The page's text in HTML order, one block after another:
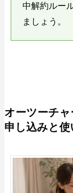
中解約ルー
ましょう。
オーツーチ
申し込みと使